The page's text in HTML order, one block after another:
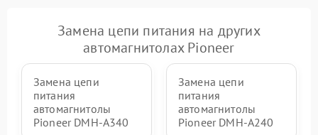
Замена цепи питания на других
автомагнитолах Pioneer
Замена цепи
питания
автомагнитолы
Pioneer DMH-A340
Замена цепи
питания
автомагнитолы
Pioneer DMH-A240